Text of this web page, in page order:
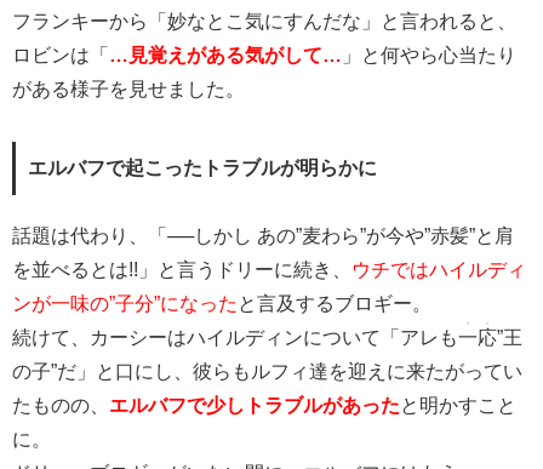
フランキーから「妙なとこ気にすんだな」と言われると、
ロビンは「 …見覚えがある気がして… 」と何やら心当たり
がある様子を見せました。
エルバフで起こったトラブルが明らかに
話題は代わり、「──しかし あの”麦わら”が今や”赤髪”と肩
を並べるとは!!」と言うドリーに続き、
ウチではハイルディ
ンが一味の”子分”になった と言及するブロギー。
続けて、カーシーはハイルディンについて「アレも一応
・・
”王
の子”だ」と口にし、彼らもルフィ達を迎えに来たがってい
たものの、 エルバフで少しトラブルがあったと明かすこと
に。